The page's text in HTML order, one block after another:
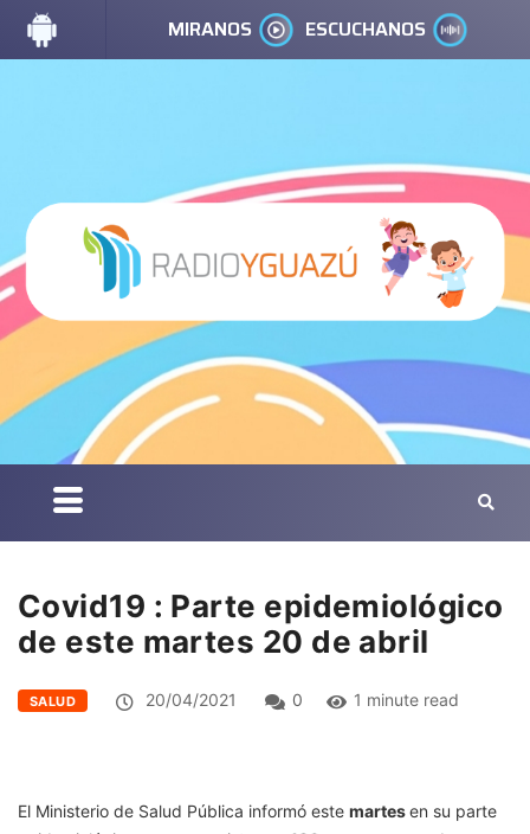
MIRANOS ESCUCHANOS
Covid19 : Parte epidemiológico
de este martes 20 de abril
SALUD 20/04/2021 0 1 minute read
El Ministerio de Salud Pública informó este martesen su parte